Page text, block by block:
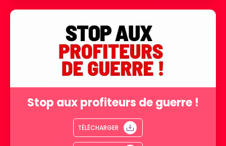
Stop aux profiteurs de guerre !
TÉLÉCHARGER